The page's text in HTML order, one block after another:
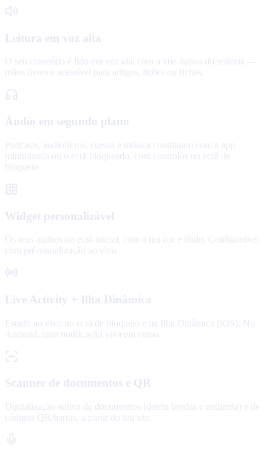
Leitura em voz alta
O seu conteúdo é lido em voz alta com a voz nativa do sistema —
mãos livres e acessível para artigos, lições ou fichas.
Áudio em segundo plano
Podcasts, audiolivros, cursos e música continuam com a app
minimizada ou o ecrã bloqueado, com controlos no ecrã de
bloqueio.
Widget personalizável
Os teus atalhos no ecrã inicial, com a tua cor e título. Configurável
com pré-visualização ao vivo.
Live Activity + Ilha Dinâmica
Estado ao vivo no ecrã de bloqueio e na Ilha Dinâmica (iOS). No
Android, uma notificação viva em curso.
Scanner de documentos e QR
Digitalização nativa de documentos (deteta bordas e endireita) e de
códigos QR/barras, a partir do teu site.